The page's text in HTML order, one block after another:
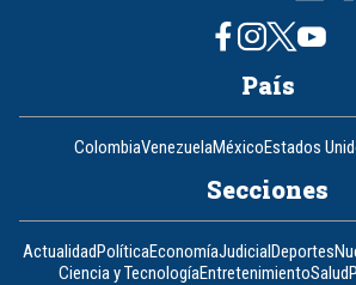
País
ColombiaVenezuelaMéxicoEstados
Secciones
ActualidadPolíticaEconomíaJudicialDeportes
Ciencia y TecnologíaEntretenimientoSalud